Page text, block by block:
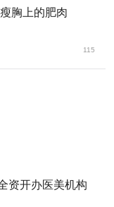
胸上的肥肉
115
资开办医美机构